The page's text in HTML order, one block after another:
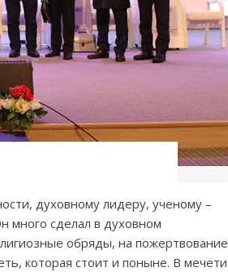
духовному лидеру, ученому –
много сделал в духовном
обряды, на пожертвование
которая стоит и поныне. В мечети